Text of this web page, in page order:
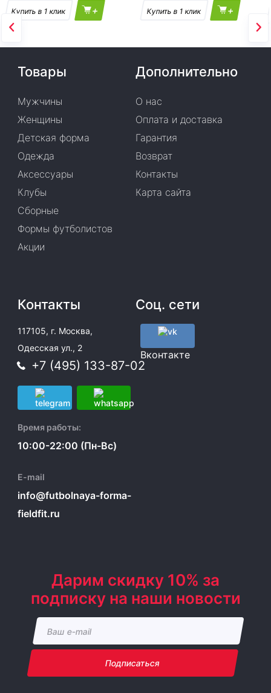
+ +
Товары
Мужчины
Женщины
Детская форма
Одежда
Аксессуары
Клубы
Сборные
Формы футболистов
Акции
Дополнительно
О нас
Оплата и доставка
Гарантия
Возврат
Контакты
Карта сайта
Контакты
117105, г. Москва,
Одесская ул., 2
+7 (495) 133-87-02
Время работы:
10:00-22:00 (Пн-Вс)
E-mail
info@futbolnaya-forma-
fieldfit.ru
Соц. сети
Вконтакте
Дарим скидку 10% за
подписку на наши новости
Подписаться